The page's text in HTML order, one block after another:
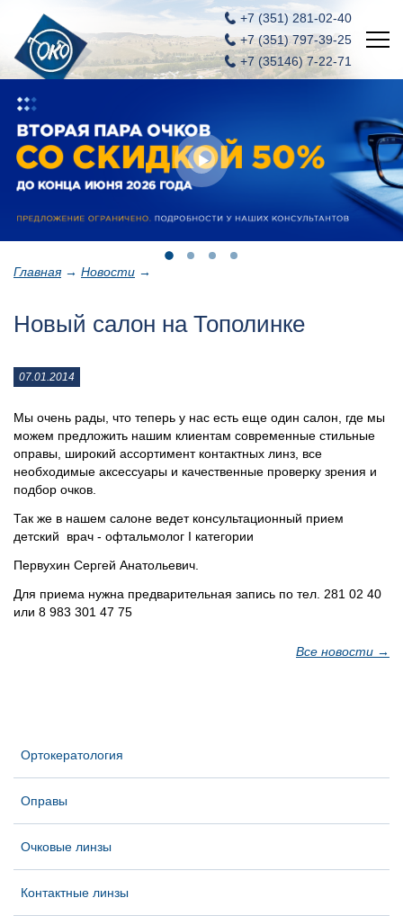
+7 (351) 281-02-40
+7 (351)797-39-25
+7 (35146) 7-22-71
Главная
Новости
Услуги
Акции
ОКО - салон оптики и контактных линз
написать нам как проехать
Главная → Новости →
Новый салон на Тополинке
07.01.2014
Мы очень рады, что теперь у нас есть еще один салон, где мы
можем предложить нашим клиентам современные стильные
оправы, широкий ассортимент контактных линз, все
необходимые аксессуары и качественные проверку зрения и
подбор очков.
Так же в нашем салоне ведет консультационный прием
детский врач - офтальмолог I категории
Первухин Сергей Анатольевич.
Для приема нужна предварительная запись по тел. 281 02 40
или 8 983 301 47 75
Все новости →
Ортокератология
Оправы
Очковые линзы
Контактные линзы